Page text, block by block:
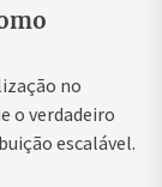
no
o verdadeiro
escalável.